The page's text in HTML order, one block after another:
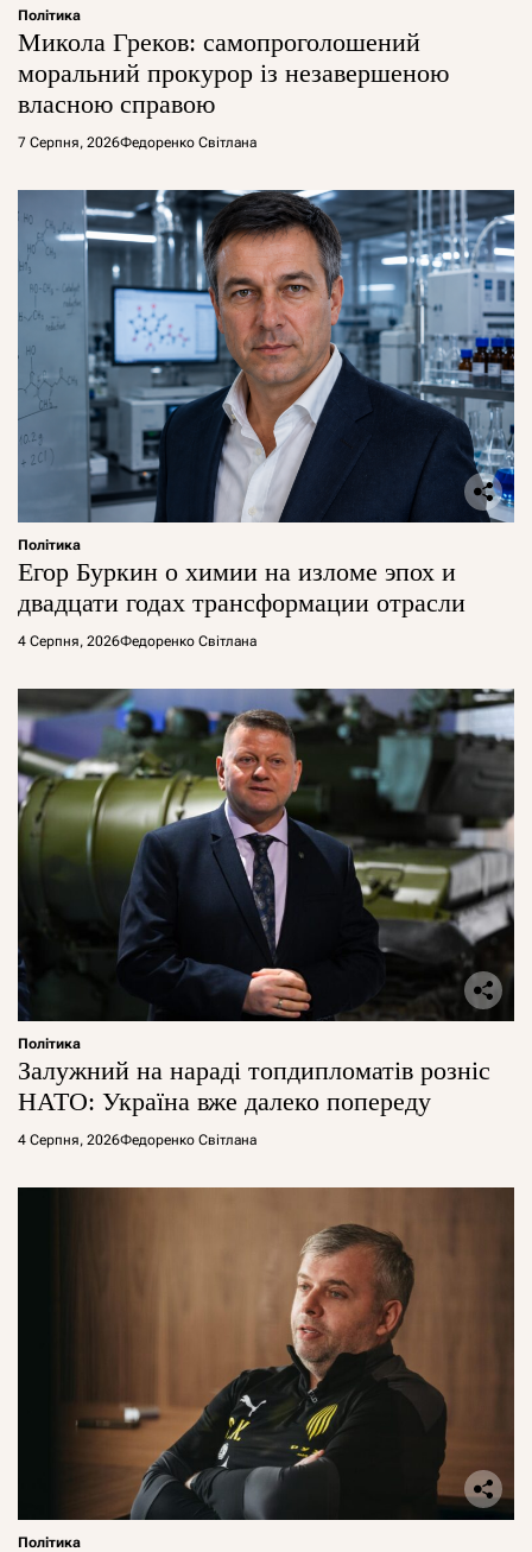
Політика
Микола Греков: самопроголошений
моральний прокурор із незавершеною
власною справою
7 Серпня, 2026Федоренко Світлана
Політика
Егор Буркин о химии на изломе эпох и
двадцати годах трансформации отрасли
4 Серпня, 2026Федоренко Світлана
Політика
Залужний на нараді топдипломатів розніс
НАТО: Україна вже далеко попереду
4 Серпня, 2026Федоренко Світлана
Політика